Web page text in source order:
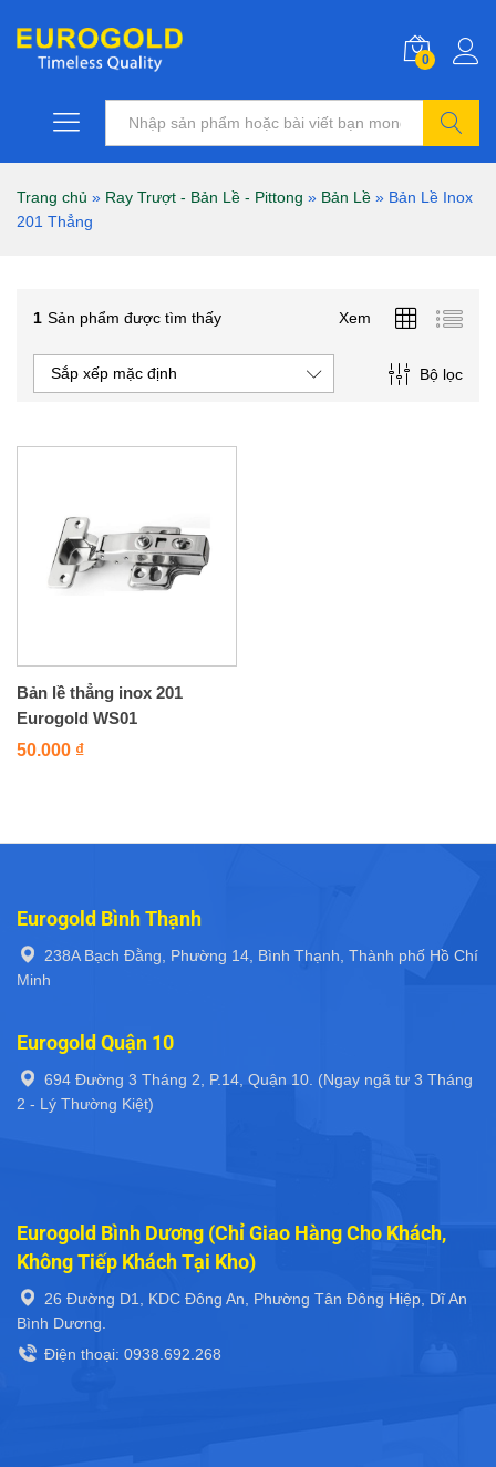
0
Trang chủ » Ray Trượt - Bản Lề - Pittong » Bản Lề » Bản Lề Inox
201 Thẳng
1 Sản phẩm được tìm thấy Xem
Bộ lọc
Sắp xếp mặc định
Bản lề thẳng inox 201
Eurogold WS01
50.000 ₫
Eurogold Bình Thạnh
238A Bạch Đằng, Phường 14, Bình Thạnh, Thành phố Hồ Chí
Minh
Eurogold Quận 10
694 Đường 3 Tháng 2, P.14, Quận 10. (Ngay ngã tư 3 Tháng
2 - Lý Thường Kiệt)
Eurogold Bình Dương (Chỉ Giao Hàng Cho Khách,
Không Tiếp Khách Tại Kho)
26 Đường D1, KDC Đông An, Phường Tân Đông Hiệp, Dĩ An
Bình Dương.
Điện thoại: 0938.692.268